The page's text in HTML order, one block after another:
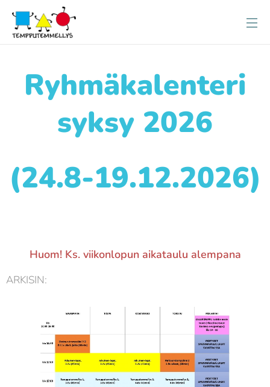
Ryhmäkalenteri
syksy 2026
(24.8-19.12.2026)
Huom! Ks. viikonlopun aikataulu alempana
ARKISIN: